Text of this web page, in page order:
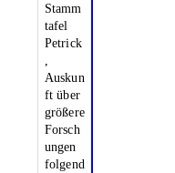
Stamm
tafel
Petrick
Auskun
ft über
größere
Forsch
ungen
folgend